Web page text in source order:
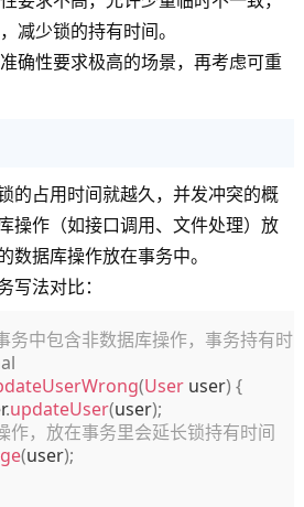
减少锁的持有时间。
确性要求极高的场景，再考虑可重
的占用时间就越久，并发冲突的概
操作（如接口调用、文件处理）放
数据库操作放在事务中。
写法对比：
务中包含非数据库操作，事务持有时
(User user) {
.updateUser(user);
作，放在事务里会延长锁持有时间
(user);
复制